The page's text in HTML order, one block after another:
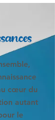
cœur du
autant
le